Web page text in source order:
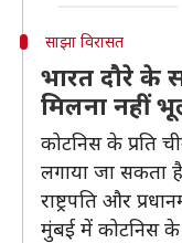
साझा विरासत
भारत दौरे के
मिलना नहीं
कोटनिस के प्रति
लगाया जा सकता
राष्ट्रपति और
मुंबई में कोटनिस के